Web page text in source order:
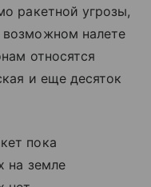
ракетной угрозы,
налете
относятся
и еще десяток
пока
на земле